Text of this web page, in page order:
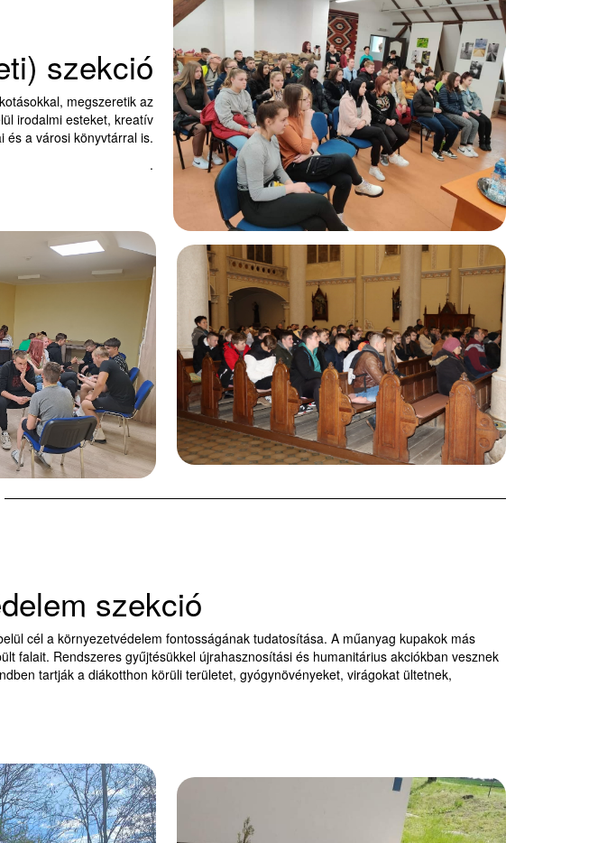
szekció
megszeretik az
irodalmi esteket, kreatív
és a városi könyvtárral is.
.
szekció
cél a környezetvédelem fontosságának tudatosítása. A műanyag kupakok más
falait. Rendszeres gyűjtésükkel újrahasznosítási és humanitárius akciókban vesznek
tartják a diákotthon körüli területet, gyógynövényeket, virágokat ültetnek,